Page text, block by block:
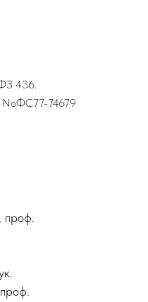
ФЗ 436.
NoФС77-74679